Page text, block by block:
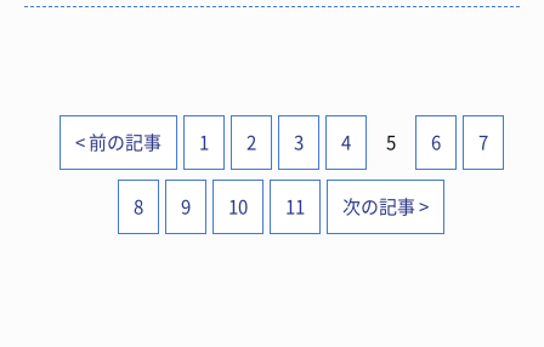
< 前の記事 1 2 3 4 5 6 7
8 9 10 11 次の記事 >